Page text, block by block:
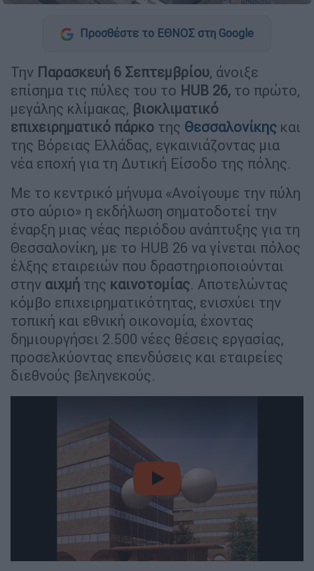
Προσθέστε το ΕΘΝΟΣ στη Google
Την Παρασκευή 6 Σεπτεμβρίου, άνοιξε
επίσημα τις πύλες του το HUB 26, το πρώτο,
μεγάλης κλίμακας, βιοκλιματικό
επιχειρηματικό πάρκο της Θεσσαλονίκης και
της Βόρειας Ελλάδας, εγκαινιάζοντας μια
νέα εποχή για τη Δυτική Είσοδο της πόλης.
Με το κεντρικό μήνυμα «Ανοίγουμε την πύλη
στο αύριο» η εκδήλωση σηματοδοτεί την
έναρξη μιας νέας περιόδου ανάπτυξης για τη
Θεσσαλονίκη, με το HUB 26 να γίνεται πόλος
έλξης εταιρειών που δραστηριοποιούνται
στην αιχμή της καινοτομίας. Αποτελώντας
κόμβο επιχειρηματικότητας, ενισχύει την
τοπική και εθνική οικονομία, έχοντας
δημιουργήσει 2.500 νέες θέσεις εργασίας,
προσελκύοντας επενδύσεις και εταιρείες
διεθνούς βεληνεκούς.
video